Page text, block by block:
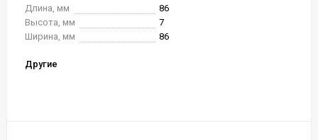
Длина, мм
86
Высота, мм
7
Ширина, мм
86
Другие